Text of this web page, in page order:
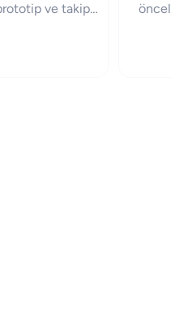
ve takip